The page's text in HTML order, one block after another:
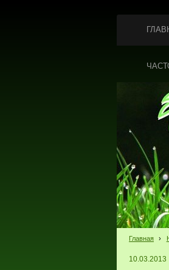
Главная ›
10.03.2013